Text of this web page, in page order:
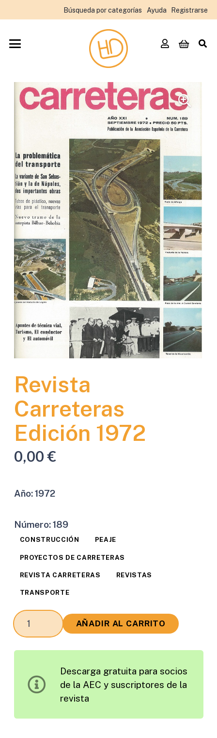
Búsqueda por categorías Ayuda Registrarse
Revista
Carreteras
Edición 1972
0,00€
Año:1972
Número:189
CONSTRUCCIÓN PEAJE
PROYECTOS DE CARRETERAS
REVISTA CARRETERAS REVISTAS
TRANSPORTE
Revista
Carreteras
AÑADIR AL CARRITO
Descarga gratuita para socios
de la AEC y suscriptores de la
revista